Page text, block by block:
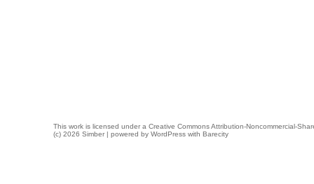
This work is licensed under a Creative Commons Attribution-Noncommercial-
(c) 2026 Simber | powered by WordPress with Barecity